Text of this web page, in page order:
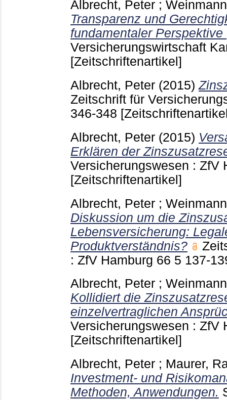
Albrecht, Peter ;
Transparenz und
fundamentaler Perspektive
Versicherungswirtschaft
[Zeitschriftenartikel]
Albrecht, Peter (2015)
Zeitschrift für
346-348
Albrecht, Peter (2015)
Erklären der
Versicherungswesen : ZfV
[Zeitschriftenartikel]
Albrecht, Peter ;
Diskussion um die
Lebensversicherung:
Produktverständnis?
: ZfV Hamburg 66 5 137-
Albrecht, Peter ;
Kollidiert die
einzelvertraglichen
Versicherungswesen : ZfV
[Zeitschriftenartikel]
Albrecht, Peter ; Maurer,
Investment- und
Methoden, Anwendungen.